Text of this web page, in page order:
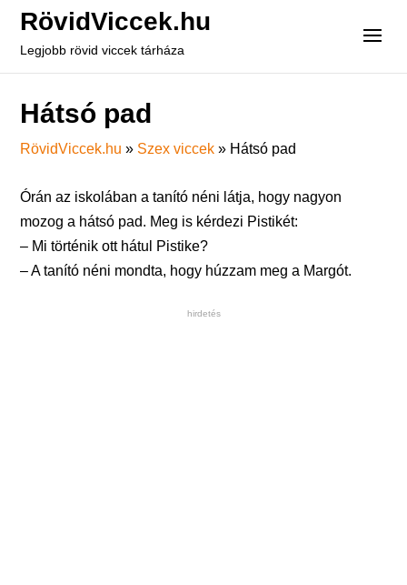
RövidViccek.hu
Legjobb rövid viccek tárháza
Hátsó pad
RövidViccek.hu » Szex viccek » Hátsó pad
Órán az iskolában a tanító néni látja, hogy nagyon
mozog a hátsó pad. Meg is kérdezi Pistikét:
– Mi történik ott hátul Pistike?
– A tanító néni mondta, hogy húzzam meg a Margót.
hirdetés